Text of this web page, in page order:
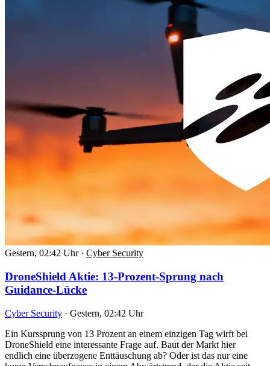
Gestern, 02:42 Uhr · Cyber Security
DroneShield Aktie: 13-Prozent-Sprung nach
Guidance-Lücke
Cyber Security · Gestern, 02:42 Uhr
Ein Kurssprung von 13 Prozent an einem einzigen Tag wirft bei
DroneShield eine interessante Frage auf. Baut der Markt hier
endlich eine überzogene Enttäuschung ab? Oder ist das nur eine